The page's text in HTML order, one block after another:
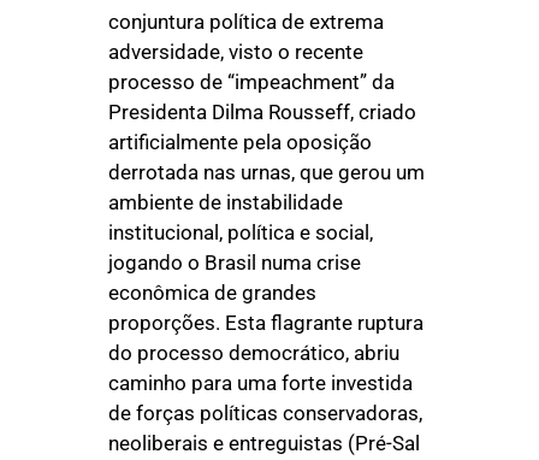
conjuntura política de extrema
adversidade, visto o recente
processo de “impeachment” da
Presidenta Dilma Rousseff, criado
artificialmente pela oposição
derrotada nas urnas, que gerou um
ambiente de instabilidade
institucional, política e social,
jogando o Brasil numa crise
econômica de grandes
proporções. Esta flagrante ruptura
do processo democrático, abriu
caminho para uma forte investida
de forças políticas conservadoras,
neoliberais e entreguistas (Pré-Sal